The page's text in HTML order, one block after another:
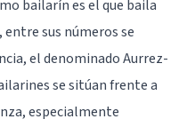
bailarín es el que baila
sus números se
el denominado Aurrez-
se sitúan frente a
especialmente